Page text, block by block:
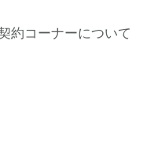
約コーナーについて